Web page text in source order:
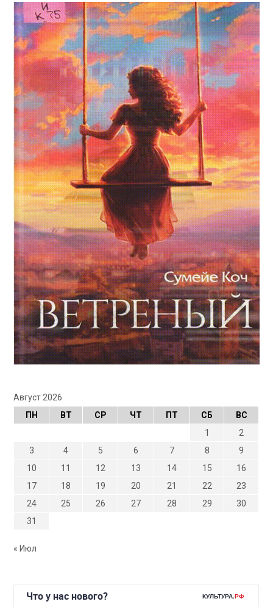
Август 2026
ПН
ВТ СР ЧТ ПТ СБ
ВС
1
2
3
4 5 6 7 8
9
10
11 12 13 14 15
16
17
18 19 20 21 22
23
24
25 26 27 28 29
30
31
« Июл